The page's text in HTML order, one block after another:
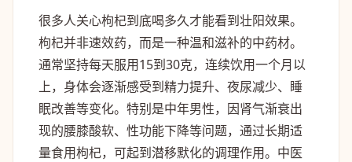
很多人关心枸杞到底喝多久才能看到壮阳效果。
枸杞并非速效药，而是一种温和滋补的中药材。
通常坚持每天服用15到30克，连续饮用一个月以
上，身体会逐渐感受到精力提升、夜尿减少、睡
眠改善等变化。特别是中年男性，因肾气渐衰出
现的腰膝酸软、性功能下降等问题，通过长期适
量食用枸杞，可起到潜移默化的调理作用。中医